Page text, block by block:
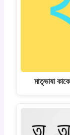
মাতৃভাষা